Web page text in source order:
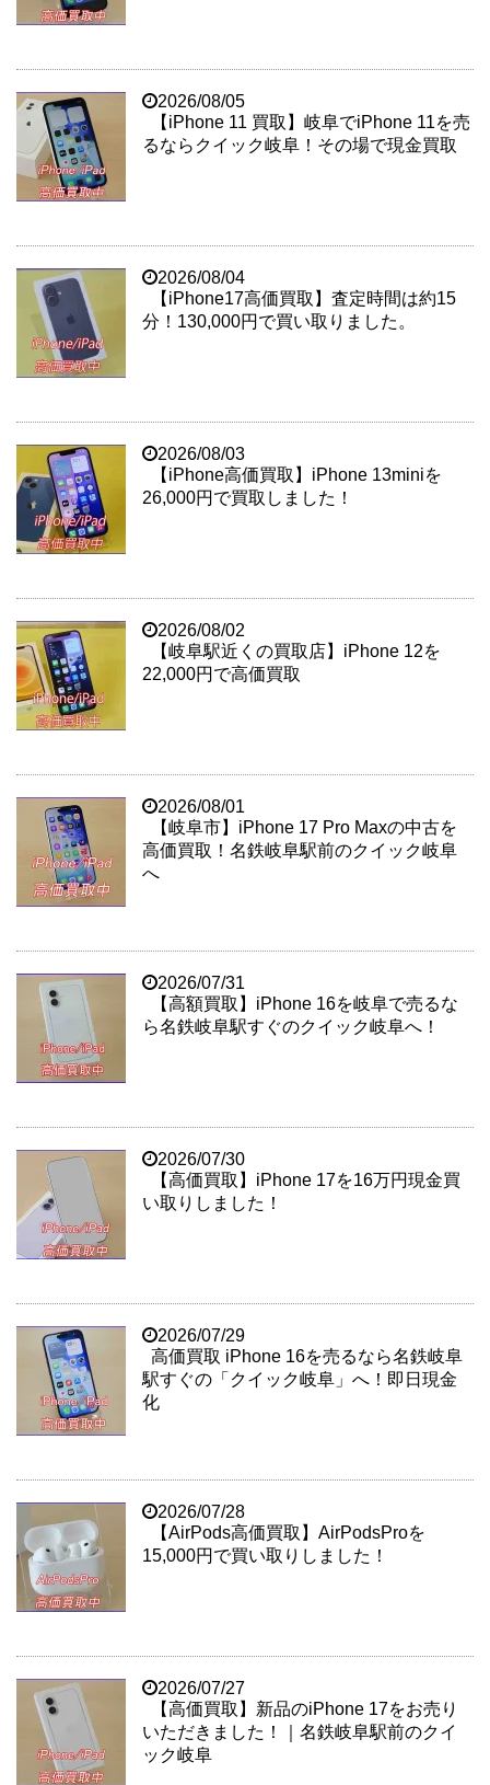
2026/08/05
【iPhone 11 買取】岐阜でiPhone 11を売
るならクイック岐阜！その場で現金買取
2026/08/04
【iPhone17高価買取】査定時間は約15
分！130,000円で買い取りました。
2026/08/03
【iPhone高価買取】iPhone 13miniを
26,000円で買取しました！
2026/08/02
【岐阜駅近くの買取店】iPhone 12を
22,000円で高価買取
2026/08/01
【岐阜市】iPhone 17 Pro Maxの中古を
高価買取！名鉄岐阜駅前のクイック岐阜
へ
2026/07/31
【高額買取】iPhone 16を岐阜で売るな
ら名鉄岐阜駅すぐのクイック岐阜へ！
2026/07/30
【高価買取】iPhone 17を16万円現金買
い取りしました！
2026/07/29
高価買取 iPhone 16を売るなら名鉄岐阜
駅すぐの「クイック岐阜」へ！即日現金
化
2026/07/28
【AirPods高価買取】AirPodsProを
15,000円で買い取りしました！
2026/07/27
【高価買取】新品のiPhone 17をお売り
いただきました！｜名鉄岐阜駅前のクイ
ック岐阜